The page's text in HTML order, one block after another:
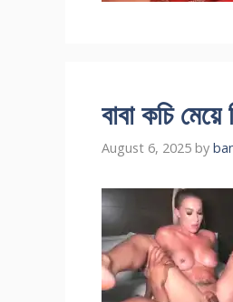
বাবা কচি
August 6, 2025 by